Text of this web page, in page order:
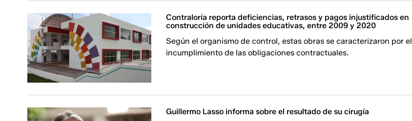
Contraloría reporta deficiencias, retrasos y pagos injustificados en
construcción de unidades educativas, entre 2009 y 2020
Según el organismo de control, estas obras se caracterizaron por el
incumplimiento de las obligaciones contractuales.
Guillermo Lasso informa sobre el resultado de su cirugía